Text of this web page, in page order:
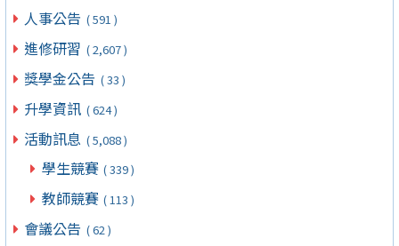
人事公告 ( 591 )
進修研習 ( 2,607 )
獎學金公告 ( 33 )
升學資訊 ( 624 )
活動訊息 ( 5,088 )
學生競賽 ( 339 )
教師競賽 ( 113 )
會議公告 ( 62 )